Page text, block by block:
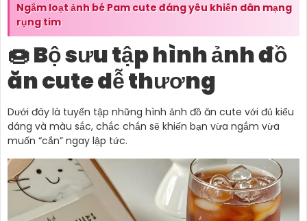
Ngắm loạt ảnh bé Pam cute đáng yêu khiến dân mạng
rụng tim
🍩 Bộ sưu tập hình ảnh đồ
ăn cute dễ thương
Dưới đây là tuyển tập những hình ảnh đồ ăn cute với đủ kiểu
dáng và màu sắc, chắc chắn sẽ khiến bạn vừa ngắm vừa
muốn “cắn” ngay lập tức.